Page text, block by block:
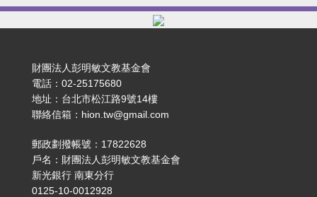
財團法人彭明敏文教基金會
電話：02-25175680
地址：台北市松江路9號14樓
聯絡信箱：hion.tw@gmail.com
郵政劃撥帳號：17822628
戶名：財團法人彭明敏文教基金會
新光銀行 南東分行
0125-10-0012928